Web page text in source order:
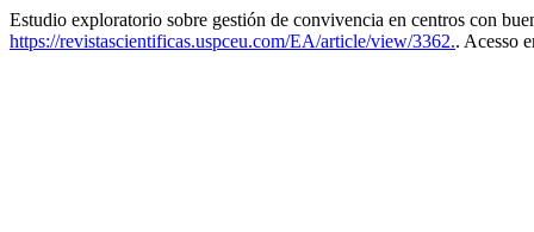
Estudio exploratorio sobre gestión de convivencia en centros con
https://revistascientificas.uspceu.com/EA/article/view/3362.. Acesso